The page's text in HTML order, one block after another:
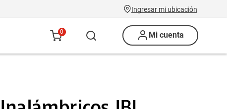
Ingresar mi ubicación
0 Mi cuenta